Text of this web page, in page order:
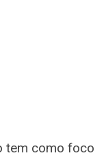
tem como foco